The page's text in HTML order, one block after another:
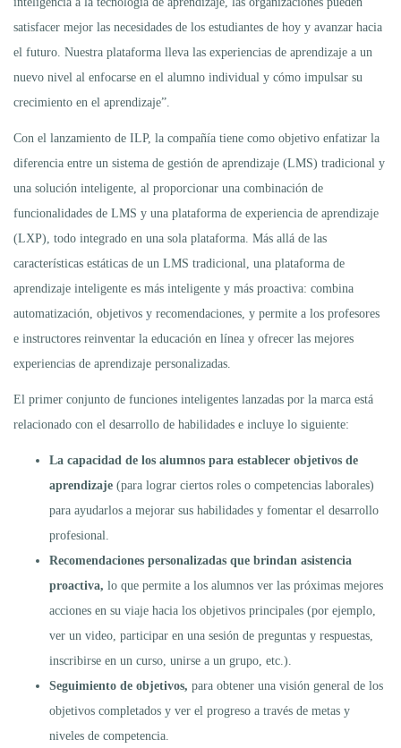
satisfacer mejor las necesidades de los estudiantes de hoy y avanzar hacia
el futuro. Nuestra plataforma lleva las experiencias de aprendizaje a un
nuevo nivel al enfocarse en el alumno individual y cómo impulsar su
crecimiento en el aprendizaje”.
Con el lanzamiento de ILP, la compañía tiene como objetivo enfatizar la
diferencia entre un sistema de gestión de aprendizaje (LMS) tradicional y
una solución inteligente, al proporcionar una combinación de
funcionalidades de LMS y una plataforma de experiencia de aprendizaje
(LXP), todo integrado en una sola plataforma. Más allá de las
características estáticas de un LMS tradicional, una plataforma de
aprendizaje inteligente es más inteligente y más proactiva: combina
automatización, objetivos y recomendaciones, y permite a los profesores
e instructores reinventar la educación en línea y ofrecer las mejores
experiencias de aprendizaje personalizadas.
El primer conjunto de funciones inteligentes lanzadas por la marca está
relacionado con el desarrollo de habilidades e incluye lo siguiente:
La capacidad de los alumnos para establecer objetivos de
aprendizaje (para lograr ciertos roles o competencias laborales)
para ayudarlos a mejorar sus habilidades y fomentar el desarrollo
profesional.
Recomendaciones personalizadas que brindan asistencia
proactiva, lo que permite a los alumnos ver las próximas mejores
acciones en su viaje hacia los objetivos principales (por ejemplo,
ver un video, participar en una sesión de preguntas y respuestas,
inscribirse en un curso, unirse a un grupo, etc.).
Seguimiento de objetivos, para obtener una visión general de los
objetivos completados y ver el progreso a través de metas y
niveles de competencia.